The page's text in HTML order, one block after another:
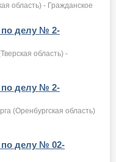
область) - Гражданское
по делу № 2-
область) -
по делу № 2-
(Оренбургская область)
по делу № 02-